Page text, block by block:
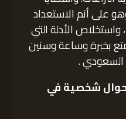
على أتم الاستعداد
الأدلة التي
بخبرة وساعة وسنين
السعودي .
شخصية في